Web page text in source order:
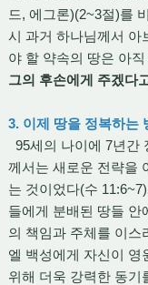
드, 에그론)(2~3절)를
시 과거 하나님께서 아
야 할 약속의 땅은 아
그의 후손에게 주겠다
3. 이제 땅을 정복하는
95세의 나이에 7년간
께서는 새로운 전략을
는 것이었다(수
들에게 분배된 땅들 안
의 책임과 주체를 이스
엘 백성에게 자신이 영
위해 더욱 강력한 동기